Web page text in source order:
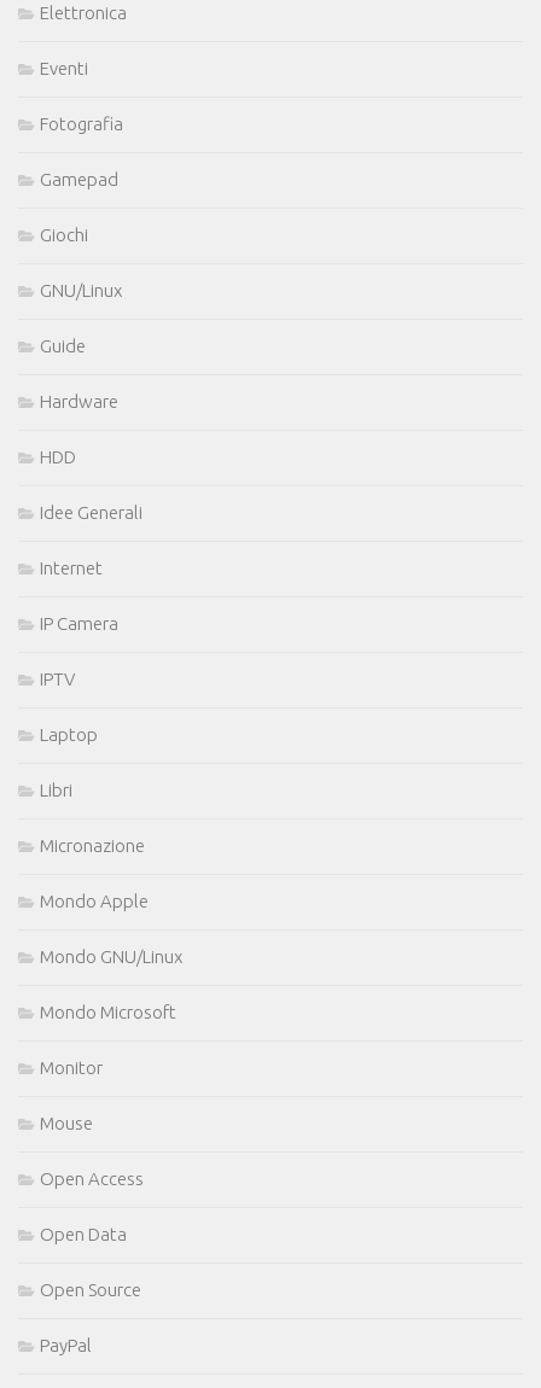
Elettronica
Eventi
Fotografia
Gamepad
Giochi
GNU/Linux
Guide
Hardware
HDD
Idee Generali
Internet
IP Camera
IPTV
Laptop
Libri
Micronazione
Mondo Apple
Mondo GNU/Linux
Mondo Microsoft
Monitor
Mouse
Open Access
Open Data
Open Source
PayPal